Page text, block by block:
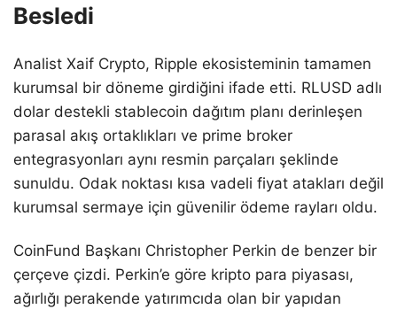
Besledi
Analist Xaif Crypto, Ripple ekosisteminin tamamen
kurumsal bir döneme girdiğini ifade etti. RLUSD adlı
dolar destekli stablecoin dağıtım planı derinleşen
parasal akış ortaklıkları ve prime broker
entegrasyonları aynı resmin parçaları şeklinde
sunuldu. Odak noktası kısa vadeli fiyat atakları değil
kurumsal sermaye için güvenilir ödeme rayları oldu.
CoinFund Başkanı Christopher Perkin de benzer bir
çerçeve çizdi. Perkin’e göre kripto para piyasası,
ağırlığı perakende yatırımcıda olan bir yapıdan